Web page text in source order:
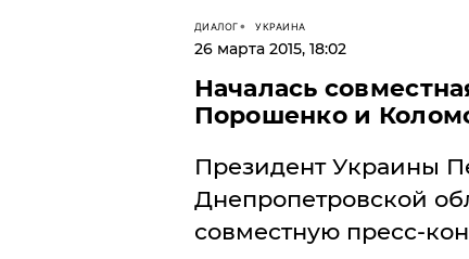
ДИАЛОГ УКРАИНА
26 марта 2015, 18:02
Началась
Порошенко и
​Президент Украины
Днепропетровской
совместную пресс-